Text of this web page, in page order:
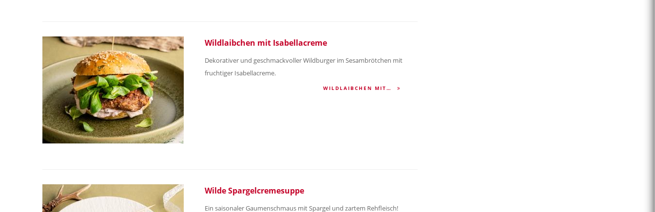
Wildlaibchen mit Isabellacreme
Dekorativer und geschmackvoller Wildburger im Sesambrötchen mit
fruchtiger Isabellacreme.
WILDLAIBCHEN MIT…
Wilde Spargelcremesuppe
Ein saisonaler Gaumenschmaus mit Spargel und zartem Rehfleisch!